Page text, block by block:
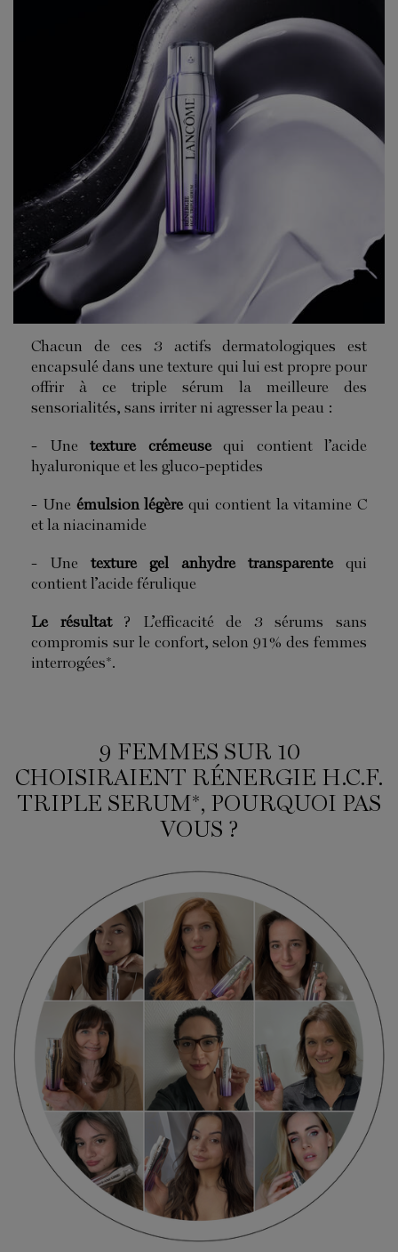
Chacun de ces 3 actifs dermatologiques est
encapsulé dans une texture qui lui est propre pour
offrir à ce triple sérum la meilleure des
sensorialités, sans irriter ni agresser la peau :
- Une texture crémeuse qui contient l’acide
hyaluronique et les gluco-peptides
- Une émulsion légère qui contient la vitamine C
et la niacinamide
- Une texture gel anhydre transparente qui
contient l’acide férulique
Le résultat ? L’efficacité de 3 sérums sans
compromis sur le confort, selon 91% des femmes
interrogées*.
9 FEMMES SUR 10
CHOISIRAIENT RÉNERGIE H.C.F.
TRIPLE SERUM*, POURQUOI PAS
VOUS ?